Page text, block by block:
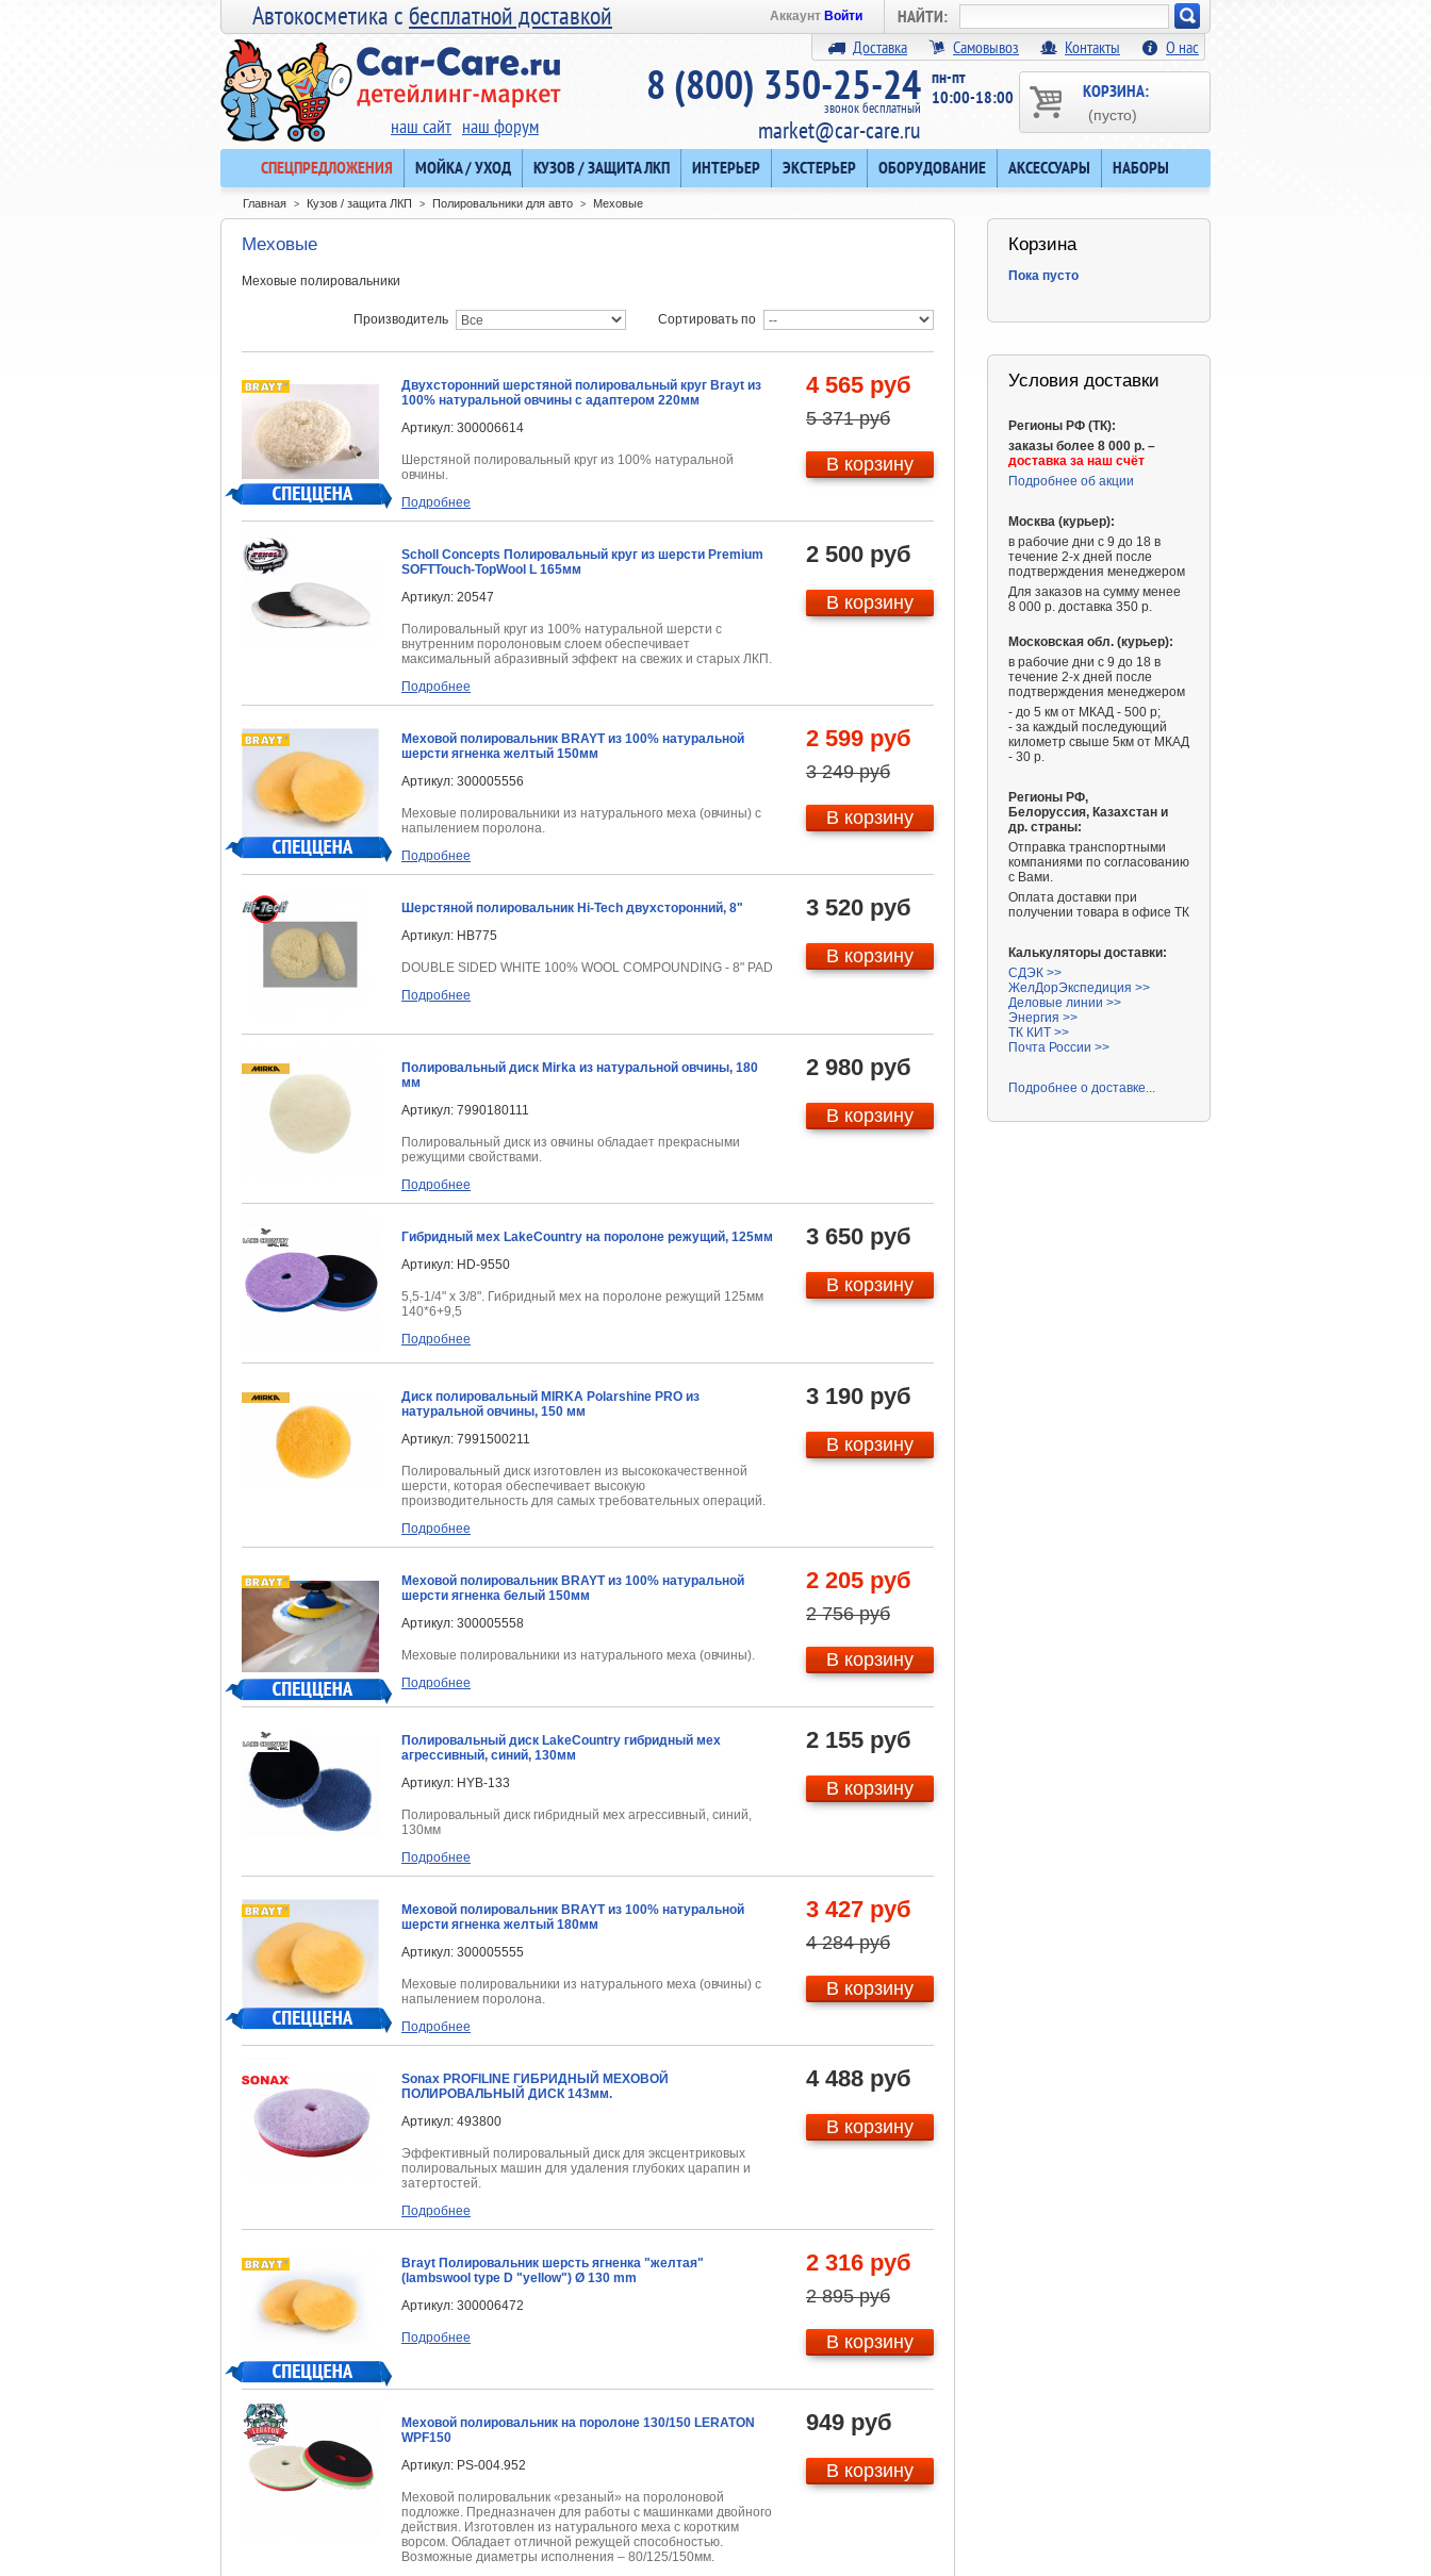
Автокосметика сбесплатной доставкой НАЙТИ:
Искать!
Аккаунт Войти
Доставка Самовывоз Контакты О нас
КОРЗИНА:
(пусто)
наш сайт наш форум
пн-пт
10:00-18:00
8 (800) 350-25-24
звонок бесплатный
market@car-care.ru
СПЕЦПРЕДЛОЖЕНИЯ МОЙКА / УХОД КУЗОВ / ЗАЩИТА ЛКП ИНТЕРЬЕР ЭКСТЕРЬЕР ОБОРУДОВАНИЕ АКСЕССУАРЫ НАБОРЫ
Главная > Кузов / защита ЛКП > Полировальники для авто > Меховые
Меховые
Меховые полировальники
Сортировать по
Производитель
Двухсторонний шерстяной полировальный круг Brayt из
100% натуральной овчины с адаптером 220мм
Артикул: 300006614
Шерстяной полировальный круг из 100% натуральной
овчины.
Подробнее
4 565 руб
5 371 руб
В корзину
Scholl Concepts Полировальный круг из шерсти Premium
SOFTTouch-TopWool L 165мм
Артикул: 20547
Полировальный круг из 100% натуральной шерсти с
внутренним поролоновым слоем обеспечивает
максимальный абразивный эффект на свежих и старых ЛКП.
Подробнее
2 500 руб
В корзину
Меховой полировальник BRAYT из 100% натуральной
шерсти ягненка желтый 150мм
Артикул: 300005556
Меховые полировальники из натурального меха (овчины) с
напылением поролона.
Подробнее
2 599 руб
3 249 руб
В корзину
Шерстяной полировальник Hi-Tech двухсторонний, 8"
Артикул: HB775
DOUBLE SIDED WHITE 100% WOOL COMPOUNDING - 8" PAD
Подробнее
3 520 руб
В корзину
Полировальный диск Mirka из натуральной овчины, 180
мм
Артикул: 7990180111
Полировальный диск из овчины обладает прекрасными
режущими свойствами.
Подробнее
2 980 руб
В корзину
Гибридный мех LakeCountry на поролоне режущий, 125мм
Артикул: HD-9550
5,5-1/4" x 3/8". Гибридный мех на поролоне режущий 125мм
140*6+9,5
Подробнее
3 650 руб
В корзину
Диск полировальный MIRKA Polarshine PRO из
натуральной овчины, 150 мм
Артикул: 7991500211
Полировальный диск изготовлен из высококачественной
шерсти, которая обеспечивает высокую
производительность для самых требовательных операций.
Подробнее
3 190 руб
В корзину
Меховой полировальник BRAYT из 100% натуральной
шерсти ягненка белый 150мм
Артикул: 300005558
Меховые полировальники из натурального меха (овчины).
Подробнее
2 205 руб
2 756 руб
В корзину
Полировальный диск LakeCountry гибридный мех
агрессивный, синий, 130мм
Артикул: HYB-133
Полировальный диск гибридный мех агрессивный, синий,
130мм
Подробнее
2 155 руб
В корзину
Меховой полировальник BRAYT из 100% натуральной
шерсти ягненка желтый 180мм
Артикул: 300005555
Меховые полировальники из натурального меха (овчины) с
напылением поролона.
Подробнее
3 427 руб
4 284 руб
В корзину
Sonax PROFILINE ГИБРИДНЫЙ МЕХОВОЙ
ПОЛИРОВАЛЬНЫЙ ДИСК 143мм.
Артикул: 493800
Эффективный полировальный диск для эксцентриковых
полировальных машин для удаления глубоких царапин и
затертостей.
Подробнее
4 488 руб
В корзину
Brayt Полировальник шерсть ягненка "желтая"
(lambswool type D "yellow") Ø 130 mm
Артикул: 300006472
Подробнее
2 316 руб
2 895 руб
В корзину
Меховой полировальник на поролоне 130/150 LERATON
WPF150
Артикул: PS-004.952
Меховой полировальник «резаный» на поролоновой
подложке. Предназначен для работы с машинками двойного
действия. Изготовлен из натурального меха с коротким
ворсом. Обладает отличной режущей способностью.
Возможные диаметры исполнения – 80/125/150мм.
949 руб
В корзину
Корзина
Пока пусто
Условия доставки
Регионы РФ (ТК):
заказы более 8 000 р. –
доставка за наш счёт
Подробнее об акции
Москва (курьер):
в рабочие дни с 9 до 18 в
течение 2-х дней после
подтверждения менеджером
Для заказов на сумму менее
8 000 р. доставка 350 р.
Московская обл. (курьер):
в рабочие дни с 9 до 18 в
течение 2-х дней после
подтверждения менеджером
- до 5 км от МКАД - 500 р;
- за каждый последующий
километр свыше 5км от МКАД
- 30 р.
Регионы РФ,
Белоруссия, Казахстан и
др. страны:
Отправка транспортными
компаниями по согласованию
с Вами.
Оплата доставки при
получении товара в офисе ТК
Калькуляторы доставки:
СДЭК >>
ЖелДорЭкспедиция >>
Деловые линии >>
Энергия >>
ТК КИТ >>
Почта России >>
Подробнее о доставке...